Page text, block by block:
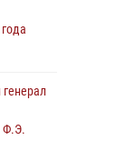
Ф.Э.